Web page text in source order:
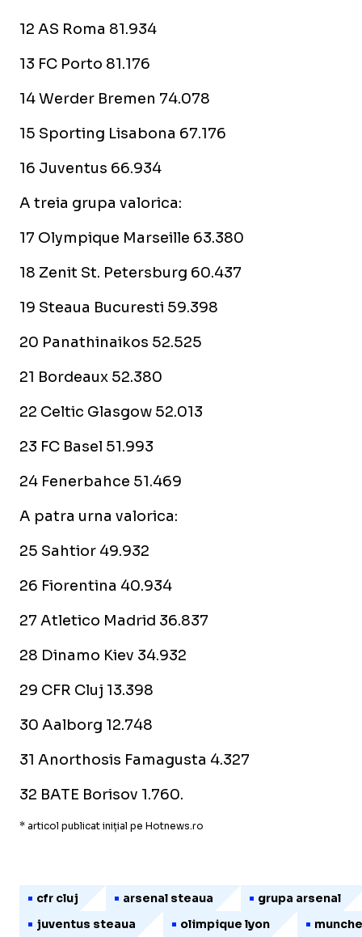
12 AS Roma 81.934
13 FC Porto 81.176
14 Werder Bremen 74.078
15 Sporting Lisabona 67.176
16 Juventus 66.934
A treia grupa valorica:
17 Olympique Marseille 63.380
18 Zenit St. Petersburg 60.437
19 Steaua Bucuresti 59.398
20 Panathinaikos 52.525
21 Bordeaux 52.380
22 Celtic Glasgow 52.013
23 FC Basel 51.993
24 Fenerbahce 51.469
A patra urna valorica:
25 Sahtior 49.932
26 Fiorentina 40.934
27 Atletico Madrid 36.837
28 Dinamo Kiev 34.932
29 CFR Cluj 13.398
30 Aalborg 12.748
31 Anorthosis Famagusta 4.327
32 BATE Borisov 1.760.
* articol publicat inițial pe Hotnews.ro
cfr cluj arsenal steaua
grupa arsenal
juventus steaua
olimpique lyon